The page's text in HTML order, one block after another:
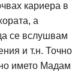
кариера в
а
се вслушвам
и т.н. Точно
името Мадам